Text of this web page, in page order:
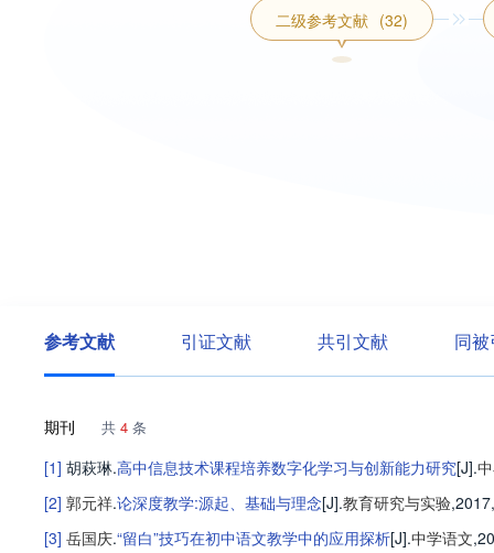
二级参考文献 (32)
参考文献 引证文献 共引文献 同
期刊 共 4 条
[1] 胡萩琳.高中信息技术课程培养数字化学习与创新能力研究[J].
[2] 郭元祥.论深度教学:源起、基础与理念[J].教育研究与实验
[3] 岳国庆.“留白”技巧在初中语文教学中的应用探析[J].中学语文